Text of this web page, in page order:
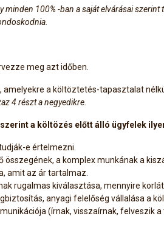
minden 100% -ban a saját elvárásai
meg azt időben.
amelyekre a költöztetés-tapasztalat
4 részt a negyedikre.
a költözés előtt álló ügyfelek
e értelmezni.
összegének, a komplex munkának a
amit az ár tartalmaz.
rugalmas kiválasztása, mennyire
anyagi felelőség vállalása a
(írnak, visszaírnak, felveszik